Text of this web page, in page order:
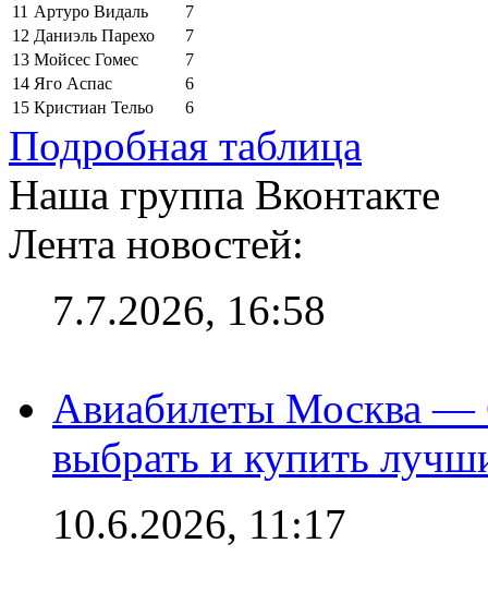
11 Артуро Видаль
7
12 Даниэль Парехо
7
13 Мойсес Гомес
7
14 Яго Аспас
6
15 Кристиан Тельо 6
Подробная таблица
Наша группа Вконтакте
Лента новостей:
7.7.2026, 16:58
Авиабилеты Москва —
выбрать и купить
10.6.2026, 11:17